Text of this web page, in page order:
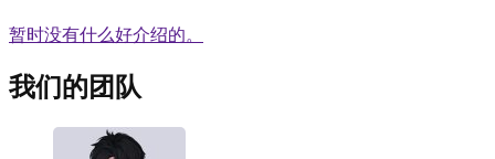
暂时没有什么好介绍的。
我们的团队